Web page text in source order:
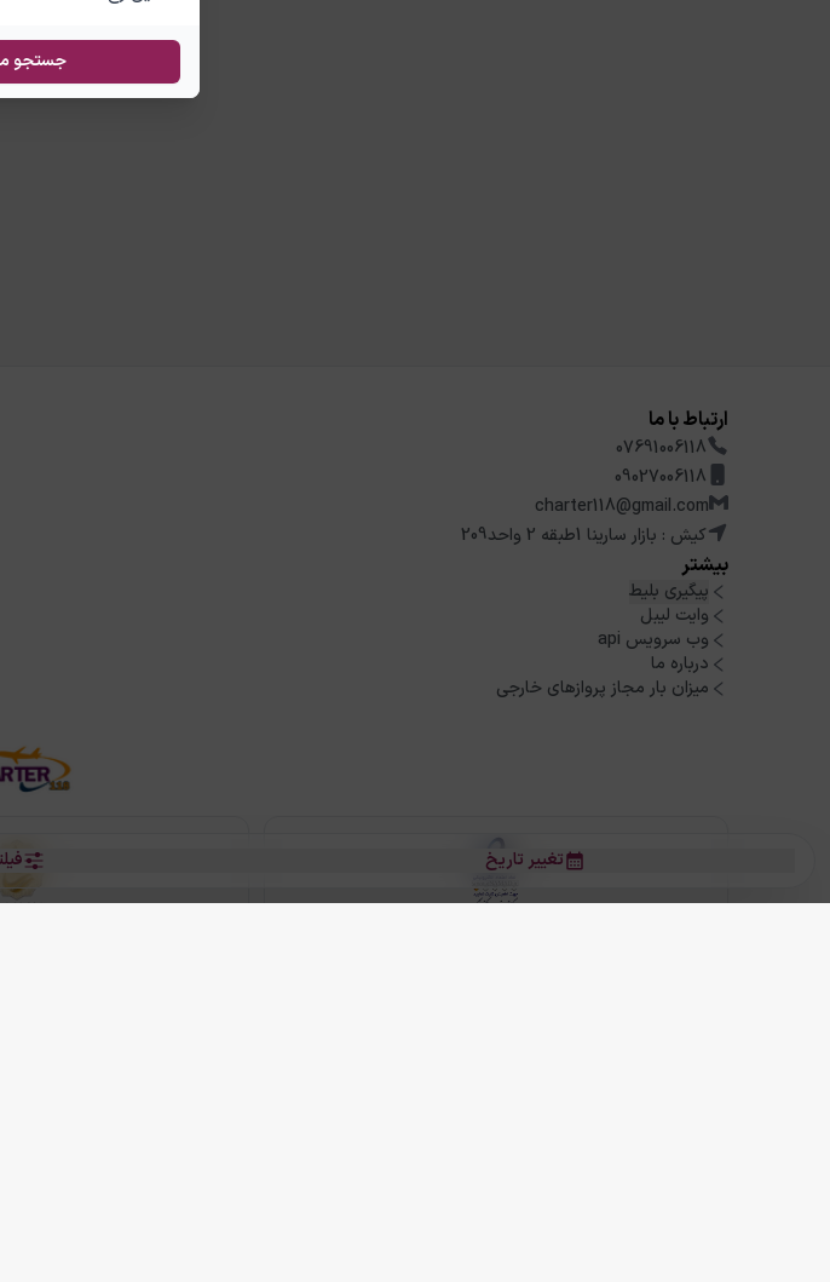
جستجو
تغییر تاریخ
ارتباط با ما
07691006118
09027006118
charter118@gmail.com
کیش : بازار سارینا 1طبقه 2 واحد209
بیشتر
پیگیری بلیط
وایت لیبل
وب سرویس api
درباره ما
میزان بار مجاز پروازهای خارجی